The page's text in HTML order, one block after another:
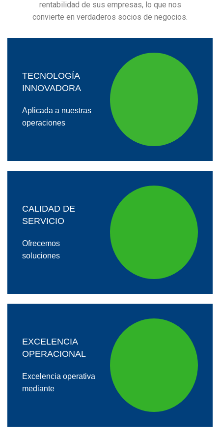
rentabilidad de sus empresas, lo que nos
convierte en verdaderos socios de negocios.
TECNOLOGÍA
INNOVADORA
Aplicada a nuestras
operaciones
CALIDAD DE
SERVICIO
Ofrecemos
soluciones
EXCELENCIA
OPERACIONAL
Excelencia operativa
mediante